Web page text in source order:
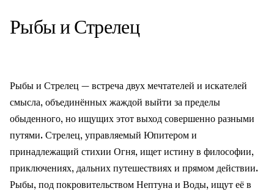
РыбыиСтрелец
Рыбы и Стрелец — встреча двух мечтателей и искателей
смысла, объединённых жаждой выйти за пределы
обыденного, но ищущих этот выход совершенно разными
путями. Стрелец, управляемый Юпитером и
принадлежащий стихии Огня, ищет истину в философии,
приключениях, дальних путешествиях и прямом действии.
Рыбы, под покровительством Нептуна и Воды, ищут её в